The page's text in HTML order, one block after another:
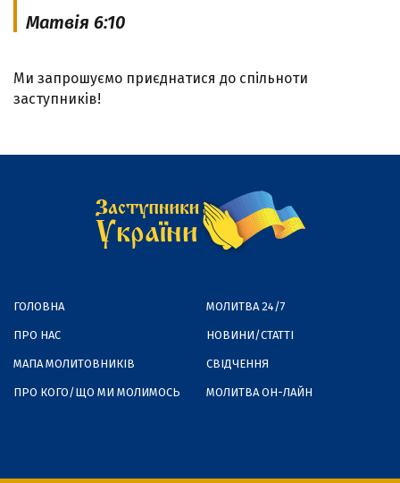
Матвія 6:10
Ми запрошуємо приєднатися до спільноти
заступників!
ГОЛОВНА
ПРО НАС
МАПА МОЛИТОВНИКІВ
ПРО КОГО/ЩО МИ МОЛИМОСЬ
МОЛИТВА 24/7
НОВИНИ/СТАТТІ
СВІДЧЕННЯ
МОЛИТВА ОН-ЛАЙН